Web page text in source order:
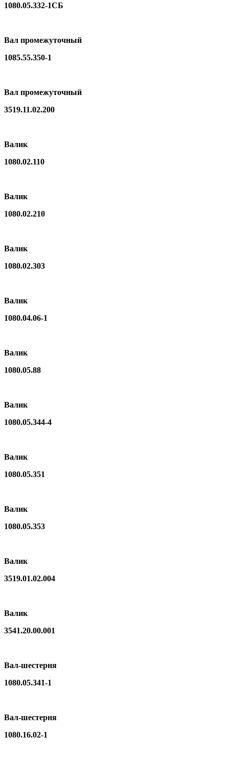
1080.05.332-1СБ
Вал промежуточный
1085.55.350-1
Вал промежуточный
3519.11.02.200
Валик
1080.02.110
Валик
1080.02.210
Валик
1080.02.303
Валик
1080.04.06-1
Валик
1080.05.88
Валик
1080.05.344-4
Валик
1080.05.351
Валик
1080.05.353
Валик
3519.01.02.004
Валик
3541.20.00.001
Вал-шестерня
1080.05.341-1
Вал-шестерня
1080.16.02-1